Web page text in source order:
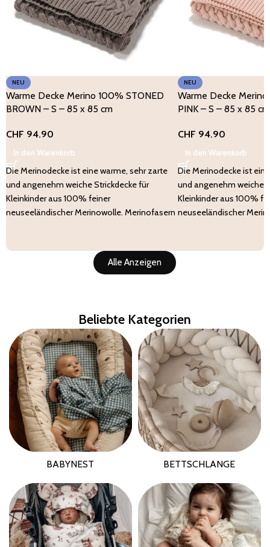
NEU
Warme Decke Merino 100% STONED
BROWN – S – 85 x 85 cm
CHF 94.90
In den Warenkorb
Die Merinodecke ist eine warme, sehr zarte
und angenehm weiche Strickdecke für
Kleinkinder aus 100% feiner
neuseeländischer Merinowolle. Merinofasern
NEU
Warme Decke
PINK – S – 85 x 85 cm
CHF 94.90
In den Warenkorb
Die Merinodecke ist
und angenehm weiche
Kleinkinder aus 100%
neuseeländischer
Alle Anzeigen
Beliebte Kategorien
BABYNEST BETTSCHLANGE